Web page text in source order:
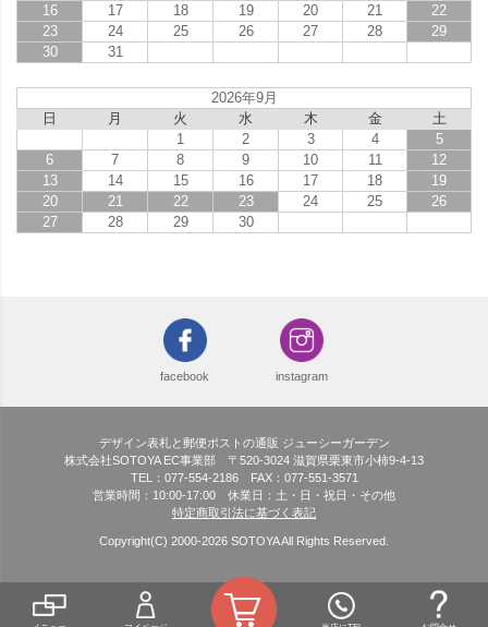
16
17 18 19 20 21
22
23
24 25 26 27 28
29
30
31
2026年9月
日
月 火 水 木 金
土
1
2 3 4
5
6
7 8 9 10 11
12
13
14 15 16 17 18
19
20
21 22 23 24 25
26
27
28 29 30
facebook instagram
デザイン表札と郵便ポストの通販 ジューシーガーデン
株式会社SOTOYA EC事業部 〒520-3024 滋賀県栗東市小柿9-4-13
TEL：077-554-2186 FAX：077-551-3571
営業時間：10:00-17:00 休業日：土・日・祝日・その他
特定商取引法に基づく表記
Copyright(C) 2000-2026 SOTOYA All Rights Reserved.